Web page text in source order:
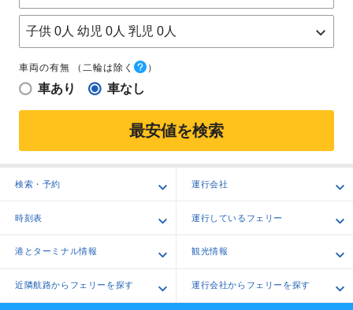
子供 0人 幼児 0人 乳児 0人
車両の有無 （二輪は除く ）
車あり 車なし
最安値を検索
検索・予約 運行会社
時刻表 運行しているフェリー
港とターミナル情報 観光情報
近隣航路からフェリーを探す 運行会社からフェリーを探す